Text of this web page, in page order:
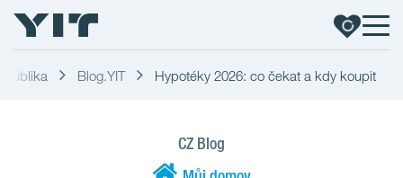
Blog.YIT Hypotéky 2026: co čekat a kdy koupit
CZ Blog